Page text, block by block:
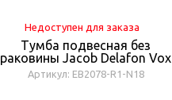
Недоступен для заказа
Тумба подвесная без
раковины Jacob Delafon Vox
EB2078-R1-N18
Артикул: EB2078-R1-N18